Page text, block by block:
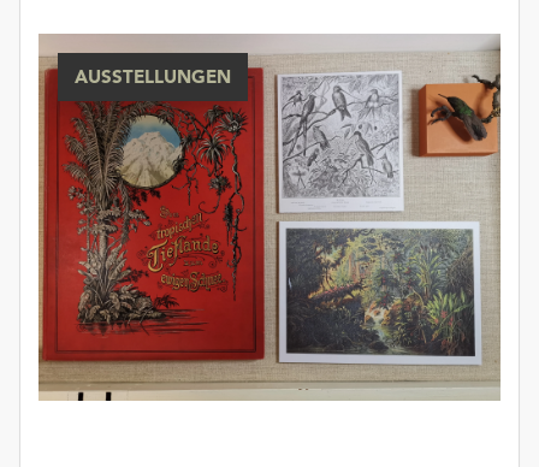
dem
Impressum
AUSSTELLUNGEN